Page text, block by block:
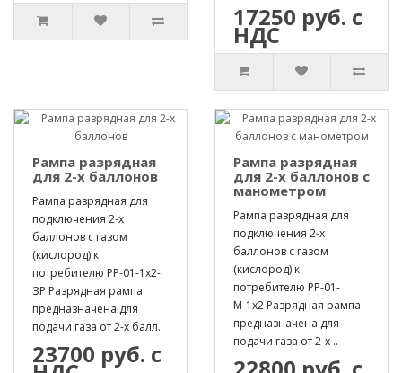
17250 руб. с
НДС
Рампа разрядная
для 2-х баллонов
Рампа разрядная для
подключения 2-х
баллонов с газом
(кислород) к
потребителю РР-01-1х2-
ЗР Разрядная рампа
предназначена для
подачи газа от 2-х балл..
23700 руб. с
Рампа разрядная
для 2-х баллонов с
манометром
Рампа разрядная для
подключения 2-х
баллонов с газом
(кислород) к
потребителю РР-01-
М-1х2 Разрядная рампа
предназначена для
подачи газа от 2-х ..